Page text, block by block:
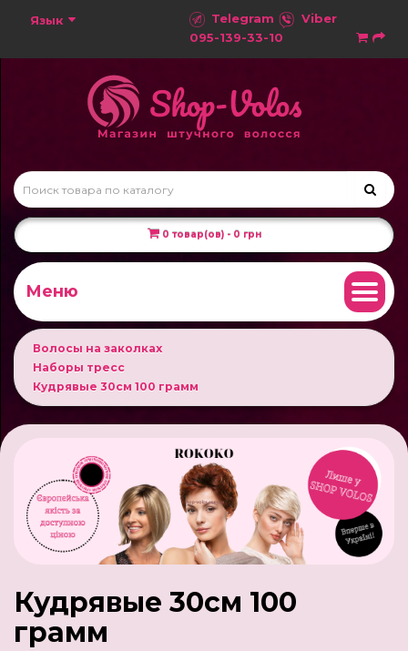
Язык Telegram
Viber
095-139-33-10
0 товар(ов) - 0 грн
Меню
Волосы на заколках
Наборы тресс
Кудрявые 30см 100 грамм
Кудрявые 30см 100
грамм